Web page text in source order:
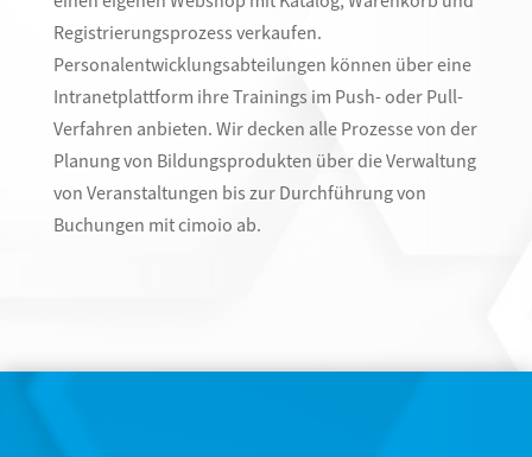
Registrierungsprozess verkaufen.
Personalentwicklungsabteilungen können über eine
Intranetplattform ihre Trainings im Push- oder Pull-
Verfahren anbieten. Wir decken alle Prozesse von der
Planung von Bildungsprodukten über die Verwaltung
von Veranstaltungen bis zur Durchführung von
Buchungen mit cimoio ab.